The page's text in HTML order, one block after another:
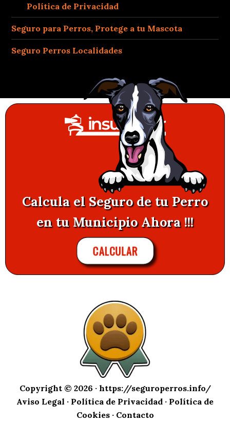
Política de Privacidad
Seguro para Perros, Protege a tu Mascota
Seguro Perros Localidades
Calcula el Seguro de tu Perro
en tu Municipio Ahora !!!
CALCULAR
Copyright © 2026 · https://seguroperros.info/
Aviso Legal · Política de Privacidad · Política de
Cookies· Contacto